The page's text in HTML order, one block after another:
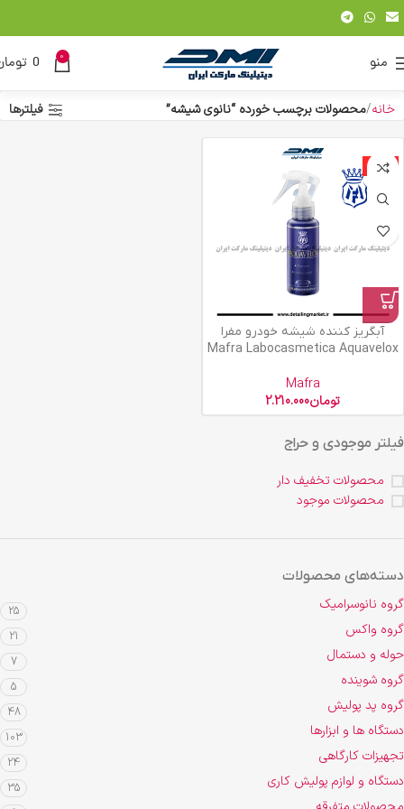
منو 0
0
فیلتر موجودی و حراج
محصولات تخفیف دار
محصولات موجود
دسته‌های محصولات
گروه نانوسرامیک 25
گروه واکس 21
حوله و دستمال 7
گروه شوینده 5
گروه پد پولیش 48
دستگاه ها و ابزارها 103
تجهیزات کارگاهی 24
دستگاه و لوازم پولیش کاری 35
خانه محصولات برچسب خورده “نانوی شیشه” فیلترها
ویژه
آبگریز کننده شیشه خودرو مفرا
Mafra Labocasmetica Aquavelox
Mafra
تومان2.210.000